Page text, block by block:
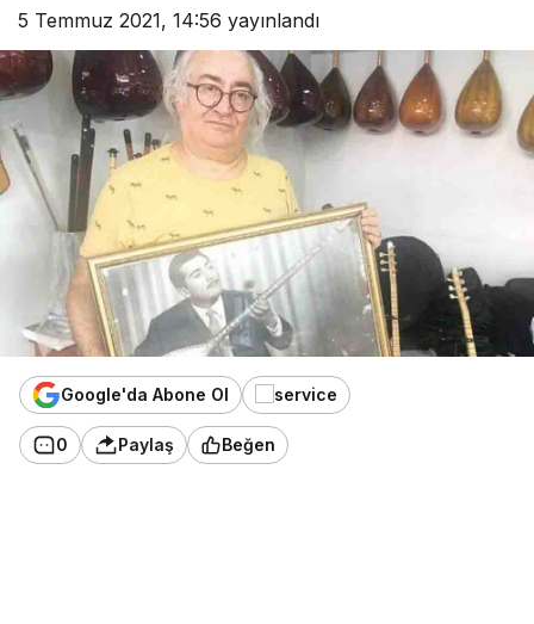
5 Temmuz 2021, 14:56 yayınlandı
Google'da Abone Ol
0 Paylaş Beğen